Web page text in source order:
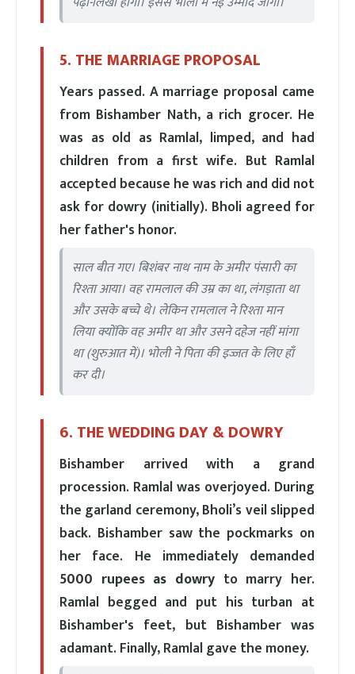
5. THE MARRIAGE PROPOSAL
Years passed. A marriage proposal came
from Bishamber Nath, a rich grocer. He
was as old as Ramlal, limped, and had
children from a first wife. But Ramlal
accepted because he was rich and did not
ask for dowry (initially). Bholi agreed for
her father's honor.
साल बीत गए। बिशंबर नाथ नाम के अमीर पंसारी का
रिश्ता आया। वह रामलाल की उम्र का था, लंगड़ाता था
और उसके बच्चे थे। लेकिन रामलाल ने रिश्ता मान
लिया क्योंकि वह अमीर था और उसने दहेज नहीं मांगा
था (शुरुआत में)। भोली ने पिता की इज्जत के लिए हाँ
कर दी।
6. THE WEDDING DAY & DOWRY
Bishamber arrived with a grand
procession. Ramlal was overjoyed. During
the garland ceremony, Bholi’s veil slipped
back. Bishamber saw the pockmarks on
her face. He immediately demanded
5000 rupees as dowry to marry her.
Ramlal begged and put his turban at
Bishamber's feet, but Bishamber was
adamant. Finally, Ramlal gave the money.